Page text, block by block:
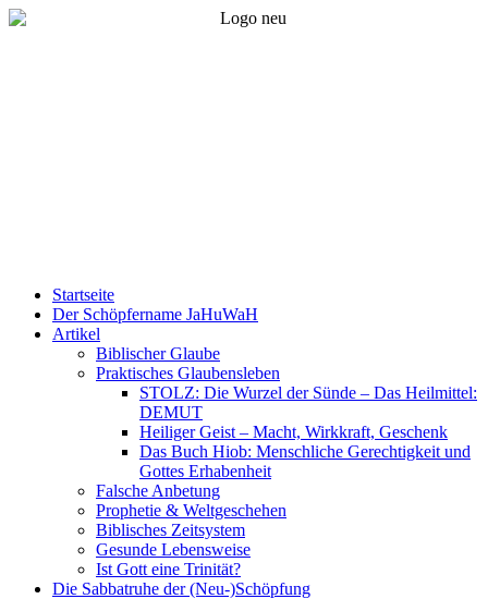
Startseite
Der Schöpfername JaHuWaH
Artikel
Biblischer Glaube
Praktisches Glaubensleben
STOLZ: Die Wurzel der Sünde – Das Heilmittel:
DEMUT
Heiliger Geist – Macht, Wirkkraft, Geschenk
Das Buch Hiob: Menschliche Gerechtigkeit und
Gottes Erhabenheit
Falsche Anbetung
Prophetie & Weltgeschehen
Biblisches Zeitsystem
Gesunde Lebensweise
Ist Gott eine Trinität?
Die Sabbatruhe der (Neu-)Schöpfung